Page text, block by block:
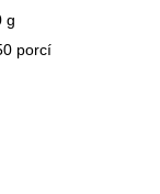
g
porcí